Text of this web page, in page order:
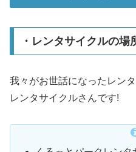
・レンタサイクルの場
我々がお世話になったレン
レンタサイクルさんです!